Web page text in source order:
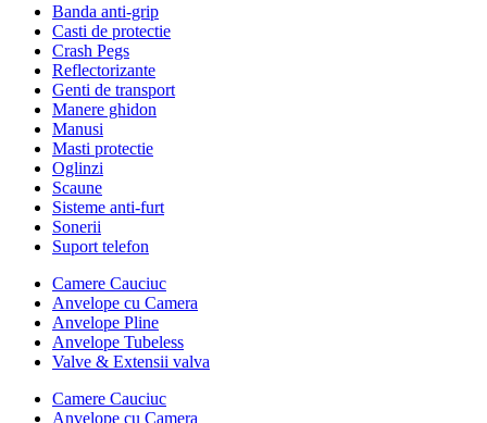
Banda anti-grip
Casti de protectie
Crash Pegs
Reflectorizante
Genti de transport
Manere ghidon
Manusi
Masti protectie
Oglinzi
Scaune
Sisteme anti-furt
Sonerii
Suport telefon
Camere Cauciuc
Anvelope cu Camera
Anvelope Pline
Anvelope Tubeless
Valve & Extensii valva
Camere Cauciuc
Anvelope cu Camera